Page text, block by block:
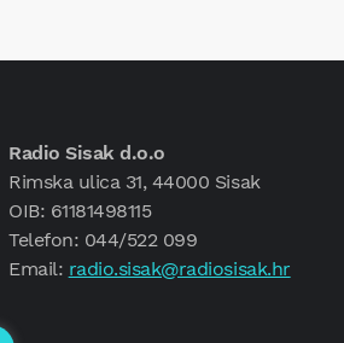
Radio Sisak d.o.o
Rimska ulica 31, 44000 Sisak
OIB: 61181498115
Telefon: 044/522 099
Email: radio.sisak@radiosisak.hr